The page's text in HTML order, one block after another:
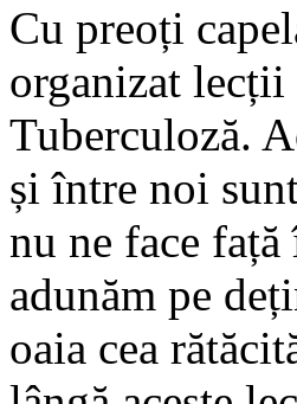
Cu preoți
organizat
Tuberculoză.
și între noi
nu ne face
adunăm pe
oaia cea